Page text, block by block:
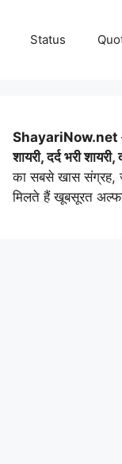
Status
ShayariNow.net
शायरी, दर्द भरी शायरी,
का सबसे खास संग्रह,
मिलते हैं खूबसूरत